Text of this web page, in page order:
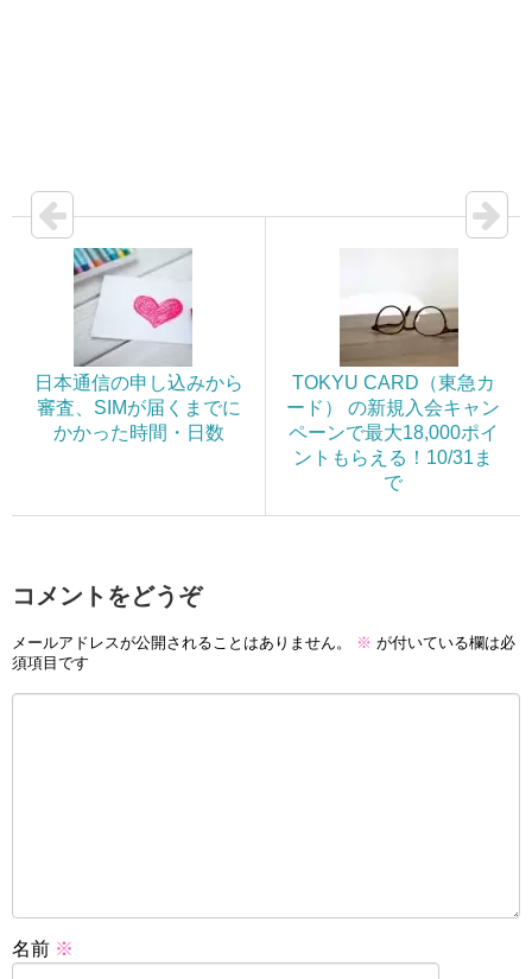
日本通信の申し込みから
審査、SIMが届くまでに
かかった時間・日数
TOKYU CARD（東急カ
ード） の新規入会キャン
ペーンで最大18,000ポイ
ントもらえる！10/31ま
で
コメントをどうぞ
メールアドレスが公開されることはありません。 ※ が付いている欄は必
須項目です
名前 ※